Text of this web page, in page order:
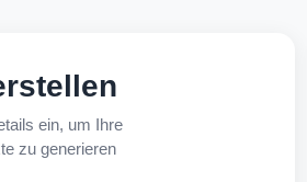
ein, um Ihre
zu generieren